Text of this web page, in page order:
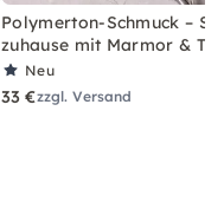
Polymerton-Schmuck –
zuhause mit Marmor &
Neu
33 €zzgl. Versand